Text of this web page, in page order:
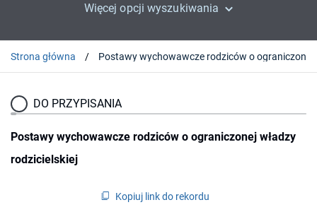
Więcej opcji wyszukiwania
Strona główna
DO PRZYPISANIA
Postawy wychowawcze rodziców o ograniczonej władzy
rodzicielskiej
Kopiuj link do rekordu